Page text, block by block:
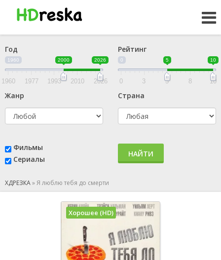
Год
1960 2000 2026
1960 1977 1993 2010 2026
Рейтинг
0 5 10
0 3 5 8 10
Жанр Страна
Фильмы
Сериалы
НАЙТИ
ХДРЕЗКА»Я люблю тебя до смерти
Хорошее (HD)